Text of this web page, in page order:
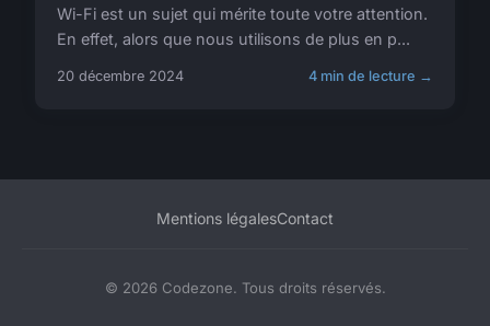
Wi-Fi est un sujet qui mérite toute votre attention.
En effet, alors que nous utilisons de plus en p...
20 décembre 2024 4 min de lecture →
Mentions légalesContact
© 2026 Codezone. Tous droits réservés.